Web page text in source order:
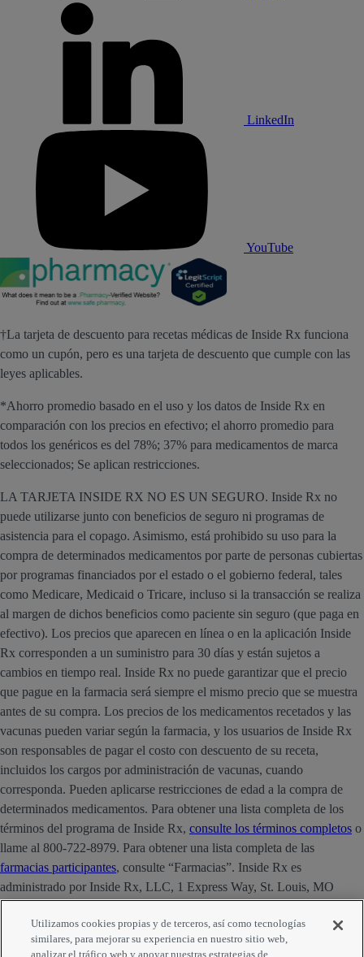
LinkedIn
YouTube
†La tarjeta de descuento para recetas médicas de Inside Rx funciona
como un cupón, pero es una tarjeta de descuento que cumple con las
leyes aplicables.
*Ahorro promedio basado en el uso y los datos de Inside Rx en
comparación con los precios en efectivo; el ahorro promedio para
todos los genéricos es del 78%; 37% para medicamentos de marca
seleccionados; Se aplican restricciones.
LA TARJETA INSIDE RX NO ES UN SEGURO. Inside Rx no
puede utilizarse junto con beneficios de seguro ni programas de
asistencia para el copago. Asimismo, está prohibido su uso para la
compra de determinados medicamentos por parte de personas cubiertas
por programas financiados por el estado o el gobierno federal, tales
como Medicare, Medicaid o Tricare, incluso si la transacción se realiza
al margen de dichos beneficios como paciente sin seguro (que paga en
efectivo). Los precios que aparecen en línea o en la aplicación Inside
Rx corresponden a un suministro para 30 días y están sujetos a
cambios en tiempo real. Inside Rx no puede garantizar que el precio
que pague en la farmacia será siempre el mismo precio que se muestra
antes de su compra. Los precios de los medicamentos recetados y las
vacunas pueden variar según la farmacia, y los usuarios de Inside Rx
son responsables de pagar el costo con descuento de su receta,
incluidos los cargos por administración de vacunas, cuando
corresponda. Pueden aplicarse restricciones de edad a la compra de
determinados medicamentos. Para obtener una lista completa de los
términos del programa de Inside Rx, consulte los términos completos o
llame al 800-722-8979. Para obtener una lista completa de las
farmacias participantes, consulte “Farmacias”. Inside Rx es
administrado por Inside Rx, LLC, 1 Express Way, St. Louis, MO
Strategic Development, Inc.
Utilizamos cookies propias y de terceros, así como tecnologías
similares, para mejorar su experiencia en nuestro sitio web,
analizar el tráfico web y apoyar nuestras estrategias de